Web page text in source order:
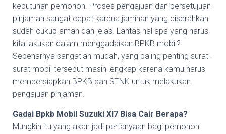
kebutuhan pemohon. Proses pengajuan dan persetujuan
pinjaman sangat cepat karena jaminan yang diserahkan
sudah cukup aman dan jelas. Lantas hal apa yang harus
kita lakukan dalam menggadaikan BPKB mobil?
Sebenarnya sangatlah mudah, yang paling penting surat-
surat mobil tersebut masih lengkap karena kamu harus
mempersiapkan BPKB dan STNK untuk melakukan
pengajuan pinjaman.
Gadai Bpkb Mobil Suzuki Xl7 Bisa Cair Berapa?
Mungkin itu yang akan jadi pertanyaan bagi pemohon.